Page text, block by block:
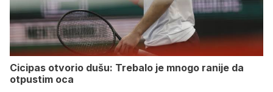
Cicipas otvorio dušu: Trebalo je mnogo ranije da
otpustim oca